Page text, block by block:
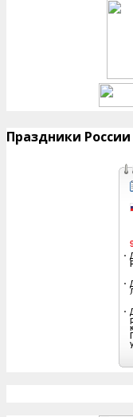
Праздники России